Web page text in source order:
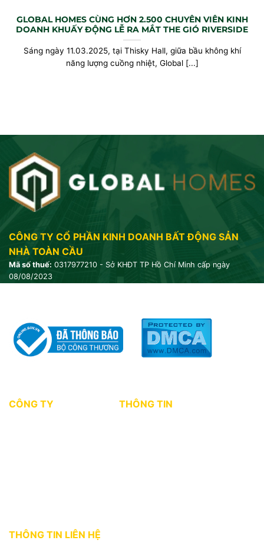
GLOBAL HOMES CÙNG HƠN 2.500 CHUYÊN VIÊN KINH
DOANH KHUẤY ĐỘNG LỄ RA MẮT THE GIÓ RIVERSIDE
Sáng ngày 11.03.2025, tại Thisky Hall, giữa bầu không khí
năng lượng cuồng nhiệt, Global [...]
CÔNG TY CỔ PHẦN KINH DOANH BẤT ĐỘNG SẢN
NHÀ TOÀN CẦU
Mã số thuế: 0317977210 - Sở KHĐT TP Hồ Chí Minh cấp ngày
08/08/2023
CÔNG TY THÔNG TIN
THÔNG TIN LIÊN HỆ